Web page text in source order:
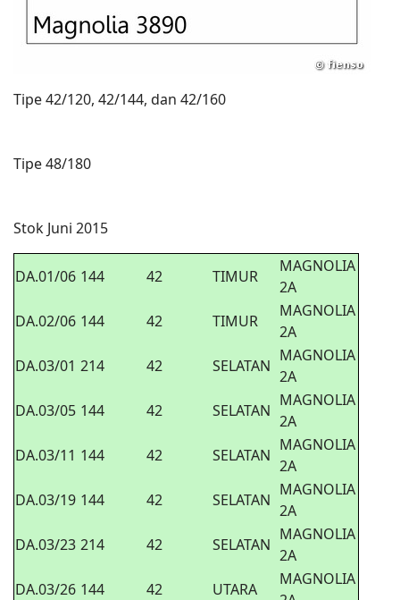
Tipe 42/120, 42/144, dan 42/160
Tipe 48/180
Stok Juni 2015
DA.01/06 144 42 TIMUR
MAGNOLIA
2A
DA.02/06 144 42 TIMUR
MAGNOLIA
2A
DA.03/01 214 42 SELATAN
MAGNOLIA
2A
DA.03/05 144 42 SELATAN
MAGNOLIA
2A
DA.03/11 144 42 SELATAN
MAGNOLIA
2A
DA.03/19 144 42 SELATAN
MAGNOLIA
2A
DA.03/23 214 42 SELATAN
MAGNOLIA
2A
DA.03/26 144 42 UTARA
MAGNOLIA